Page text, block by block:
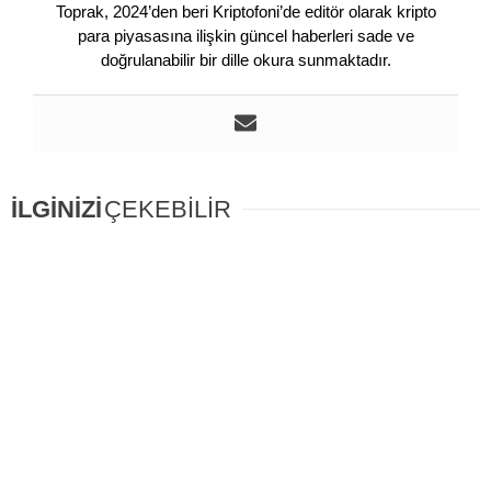
Toprak, 2024’den beri Kriptofoni’de editör olarak kripto
para piyasasına ilişkin güncel haberleri sade ve
doğrulanabilir bir dille okura sunmaktadır.
İLGİNİZİÇEKEBİLİR